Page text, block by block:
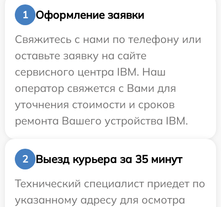
1
Оформление заявки
Свяжитесь с нами по телефону или
оставьте заявку на сайте
сервисного центра IBM. Наш
оператор свяжется с Вами для
уточнения стоимости и сроков
ремонта Вашего устройства IBM.
2
Выезд курьера за 35 минут
Технический специалист приедет по
указанному адресу для осмотра